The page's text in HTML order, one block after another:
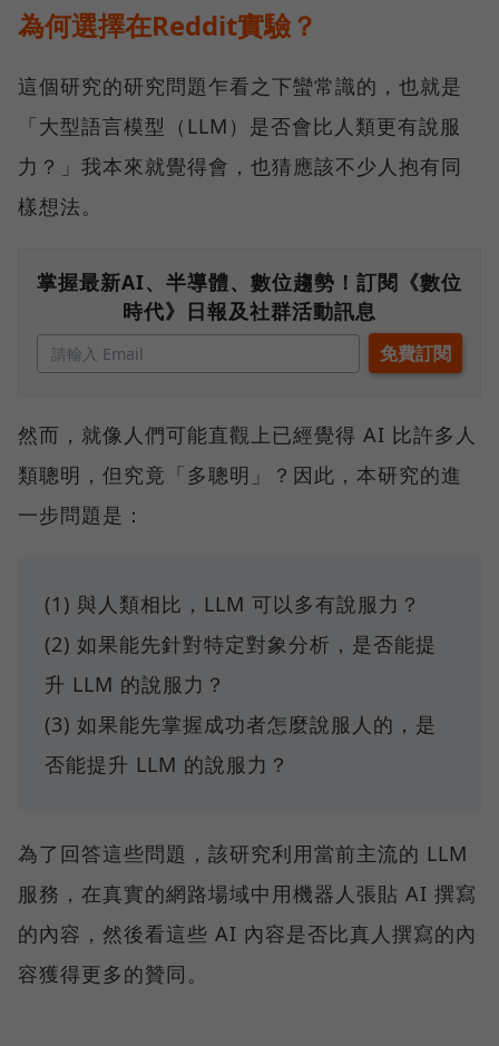
為何選擇在Reddit實驗？
這個研究的研究問題乍看之下蠻常識的，也就是
「大型語言模型（LLM）是否會比人類更有說服
力？」我本來就覺得會，也猜應該不少人抱有同
樣想法。
掌握最新AI、半導體、數位趨勢！訂閱《數位
時代》日報及社群活動訊息
然而，就像人們可能直觀上已經覺得 AI 比許多人
類聰明，但究竟「多聰明」？因此，本研究的進
一步問題是：
(1) 與人類相比，LLM 可以多有說服力？
(2) 如果能先針對特定對象分析，是否能提
升 LLM 的說服力？
(3) 如果能先掌握成功者怎麼說服人的，是
否能提升 LLM 的說服力？
為了回答這些問題，該研究利用當前主流的 LLM
服務，在真實的網路場域中用機器人張貼 AI 撰寫
的內容，然後看這些 AI 內容是否比真人撰寫的內
容獲得更多的贊同。